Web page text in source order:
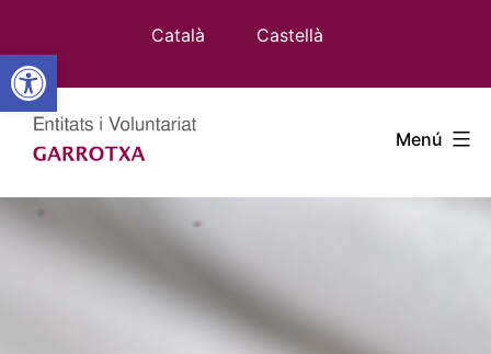
Obre la barra d'eines
al
contingut
Català Castellà
Menú